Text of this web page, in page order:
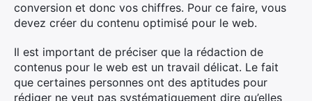
conversion et donc vos chiffres. Pour ce faire, vous
devez créer du contenu optimisé pour le web.
Il est important de préciser que la rédaction de
contenus pour le web est un travail délicat. Le fait
que certaines personnes ont des aptitudes pour
rédiger ne veut pas systématiquement dire qu’elles